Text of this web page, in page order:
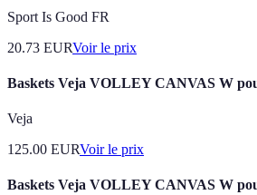
Sport Is Good FR
20.73 EURVoir le prix
Baskets Veja VOLLEY CANVAS W
Veja
125.00 EURVoir le prix
Baskets Veja VOLLEY CANVAS W